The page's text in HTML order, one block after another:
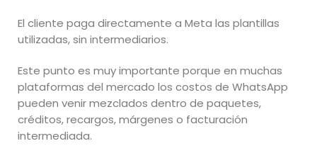
El cliente paga directamente a Meta las plantillas
utilizadas, sin intermediarios.
Este punto es muy importante porque en muchas
plataformas del mercado los costos de WhatsApp
pueden venir mezclados dentro de paquetes,
créditos, recargos, márgenes o facturación
intermediada.